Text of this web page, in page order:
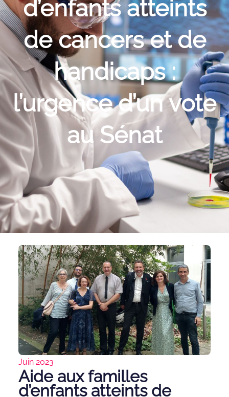
d’enfants atteints
de cancers et de
handicaps :
l’urgence d’un vote
au Sénat
Juin 2023
Aide aux familles
d’enfants atteints de